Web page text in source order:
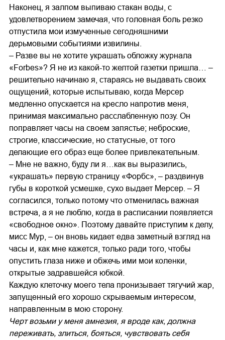
Наконец, я залпом выпиваю стакан воды, с
удовлетворением замечая, что головная боль резко
отпустила мои измученные сегодняшними
дерьмовыми событиями извилины.
– Разве вы не хотите украшать обложку журнала
«Forbes»? Я не из какой-то желтой газетки пришла… –
решительно начинаю я, стараясь не выдавать своих
ощущений, которые испытываю, когда Мерсер
медленно опускается на кресло напротив меня,
принимая максимально расслабленную позу. Он
поправляет часы на своем запястье; неброские,
строгие, классические, но статусные, от того
делающие его образ еще более привлекательным.
– Мне не важно, буду ли я…как вы выразились,
«украшать» первую страницу «Форбс», – раздвинув
губы в короткой усмешке, сухо выдает Мерсер. – Я
согласился, только потому что отменилась важная
встреча, а я не люблю, когда в расписании появляется
«свободное окно». Поэтому давайте приступим к делу,
мисс Мур, – он вновь кидает едва заметный взгляд на
часы и, как мне кажется, только ради того, чтобы
опустить глаза ниже и обжечь ими мои коленки,
открытые задравшейся юбкой.
Каждую клеточку моего тела пронизывает тягучий жар,
запущенный его хорошо скрываемым интересом,
направленным в мою сторону.
Черт возьми у меня амнезия, я вроде как, должна
переживать, злиться, бояться, чувствовать себя